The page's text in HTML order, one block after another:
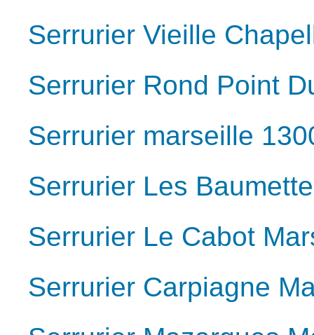
Serrurier Vieille
Serrurier Rond Point
Serrurier marseille
Serrurier Les
Serrurier Le Cabot
Serrurier Carpiagne